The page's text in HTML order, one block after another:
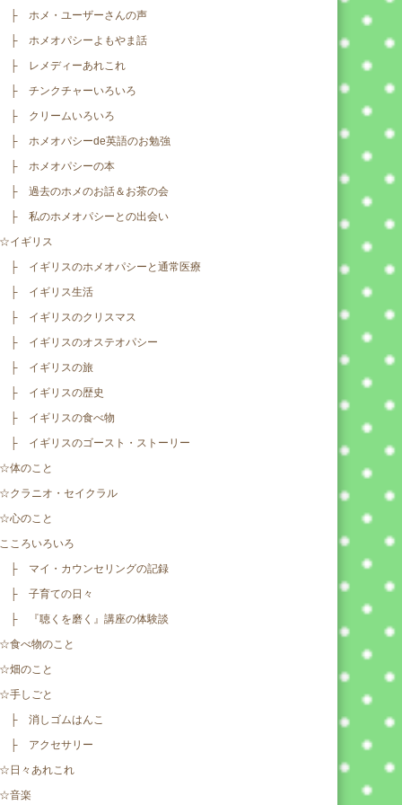
├ ホメ・ユーザーさんの声
├ ホメオパシーよもやま話
├ レメディーあれこれ
├ チンクチャーいろいろ
├ クリームいろいろ
├ ホメオパシーde英語のお勉強
├ ホメオパシーの本
├ 過去のホメのお話＆お茶の会
├ 私のホメオパシーとの出会い
☆イギリス
├ イギリスのホメオパシーと通常医療
├ イギリス生活
├ イギリスのクリスマス
├ イギリスのオステオパシー
├ イギリスの旅
├ イギリスの歴史
├ イギリスの食べ物
├ イギリスのゴースト・ストーリー
☆体のこと
☆クラニオ・セイクラル
☆心のこと
こころいろいろ
├ マイ・カウンセリングの記録
├ 子育ての日々
├ 『聴くを磨く』講座の体験談
☆食べ物のこと
☆畑のこと
☆手しごと
├ 消しゴムはんこ
├ アクセサリー
☆日々あれこれ
☆音楽